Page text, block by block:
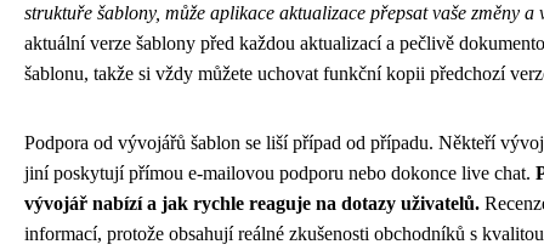
struktuře šablony, může aplikace aktualizace přepsat vaše změny a
aktuální verze šablony před každou aktualizací a pečlivě
šablonu, takže si vždy můžete uchovat funkční kopii předchozí
Podpora od vývojářů šablon se liší případ od případu. Někteří
jiní poskytují přímou e-mailovou podporu nebo dokonce live chat.
vývojář nabízí a jak rychle reaguje na dotazy uživatelů.
informací, protože obsahují reálné zkušenosti obchodníků s